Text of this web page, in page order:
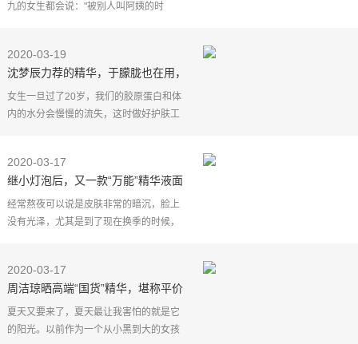
九的女生都会说："被别人叫阿姨的时
了一样，一同出现在
2020-03-19
沈梦辰力荐的精华，于朦胧也在用，
孟美岐：平价SK2小灯泡
女生一旦过了20岁，我们的胶原蛋白和体
内的水分会慢慢的流失，这时做好护肤工
让我们肌肤更加白
2020-03-17
继小灯泡后，又一款“万能”精华液面
世，李佳琦：7天白成一道光
经常熬夜可以说是皮肤非常的暗沉，脸上
没有光泽，尤其是到了现在换季的时候，
经过不懈的努力。
2020-03-17
周洁琼晒高端“国货”精华，堪称平价
版小灯泡，沈梦辰：是平价sk2
夏天又要来了，夏天最让我害怕的就是它
的阳光。以前作为一个从小黑到大的女孩